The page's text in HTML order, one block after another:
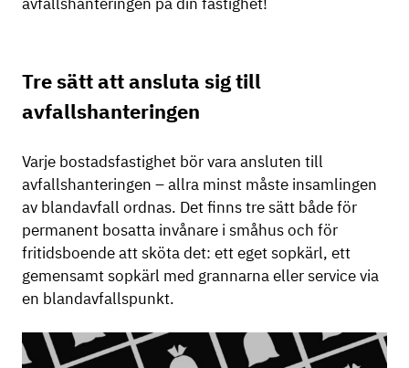
Tre sätt att ansluta sig till
avfallshanteringen
Varje bostadsfastighet bör vara ansluten till
avfallshanteringen – allra minst måste insamlingen
av blandavfall ordnas. Det finns tre sätt både för
permanent bosatta invånare i småhus och för
fritidsboende att sköta det: ett eget sopkärl, ett
gemensamt sopkärl med grannarna eller service via
en blandavfallspunkt.